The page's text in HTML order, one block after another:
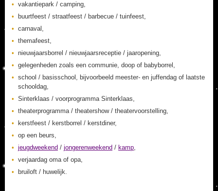
vakantiepark / camping,
buurtfeest / straatfeest / barbecue / tuinfeest,
carnaval,
themafeest,
nieuwjaarsborrel / nieuwjaarsreceptie / jaaropening,
gelegenheden zoals een communie, doop of babyborrel,
school / basisschool, bijvoorbeeld meester- en juffendag of laatste
schooldag,
Sinterklaas / voorprogramma Sinterklaas,
theaterprogramma / theatershow / theatervoorstelling,
kerstfeest / kerstborrel / kerstdiner,
op een beurs,
jeugdweekend / jongerenweekend / kamp,
verjaardag oma of opa,
bruiloft / huwelijk.